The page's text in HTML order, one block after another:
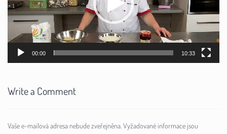
00:00 10:33
Write a Comment
Vaše e-mailová adresa nebude zveřejněna. Vyžadované informace jsou